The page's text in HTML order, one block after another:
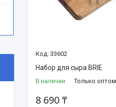
33602
Набор для сыра BRIE
В наличии Только оптом
8 690 ₸